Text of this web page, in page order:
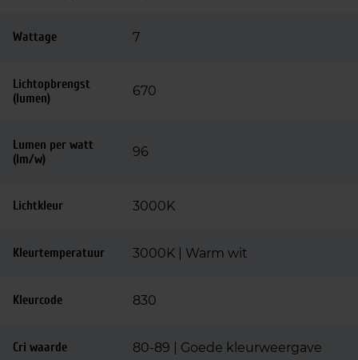
Wattage 7
Lichtopbrengst
(lumen)
670
Lumen per watt
(lm/w)
96
Lichtkleur 3000K
Kleurtemperatuur 3000K | Warm wit
Kleurcode 830
Cri waarde 80-89 | Goede kleurweergave